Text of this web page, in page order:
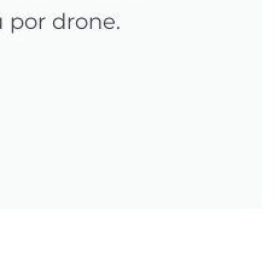
por drone.